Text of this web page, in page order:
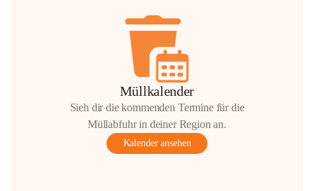
Müllkalender
Sieh dir die kommenden Termine für die
Müllabfuhr in deiner Region an.
Kalender ansehen